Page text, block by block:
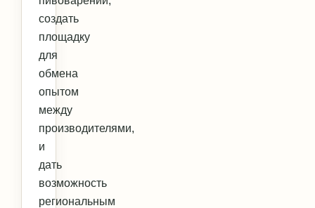
создать
площадку
для
обмена
опытом
между
производителями,
и
дать
возможность
региональным